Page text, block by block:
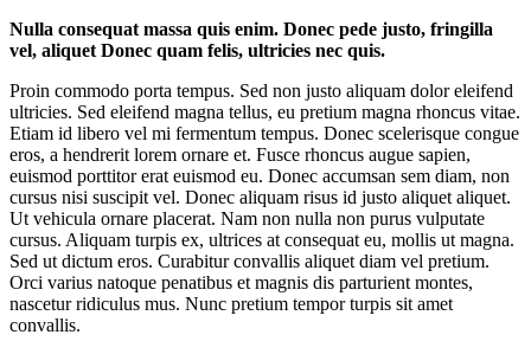
Nulla consequat massa quis enim. Donec pede justo, fringilla
vel, aliquet Donec quam felis, ultricies nec quis.
Proin commodo porta tempus. Sed non justo aliquam dolor eleifend
ultricies. Sed eleifend magna tellus, eu pretium magna rhoncus vitae.
Etiam id libero vel mi fermentum tempus. Donec scelerisque congue
eros, a hendrerit lorem ornare et. Fusce rhoncus augue sapien,
euismod porttitor erat euismod eu. Donec accumsan sem diam, non
cursus nisi suscipit vel. Donec aliquam risus id justo aliquet aliquet.
Ut vehicula ornare placerat. Nam non nulla non purus vulputate
cursus. Aliquam turpis ex, ultrices at consequat eu, mollis ut magna.
Sed ut dictum eros. Curabitur convallis aliquet diam vel pretium.
Orci varius natoque penatibus et magnis dis parturient montes,
nascetur ridiculus mus. Nunc pretium tempor turpis sit amet
convallis.